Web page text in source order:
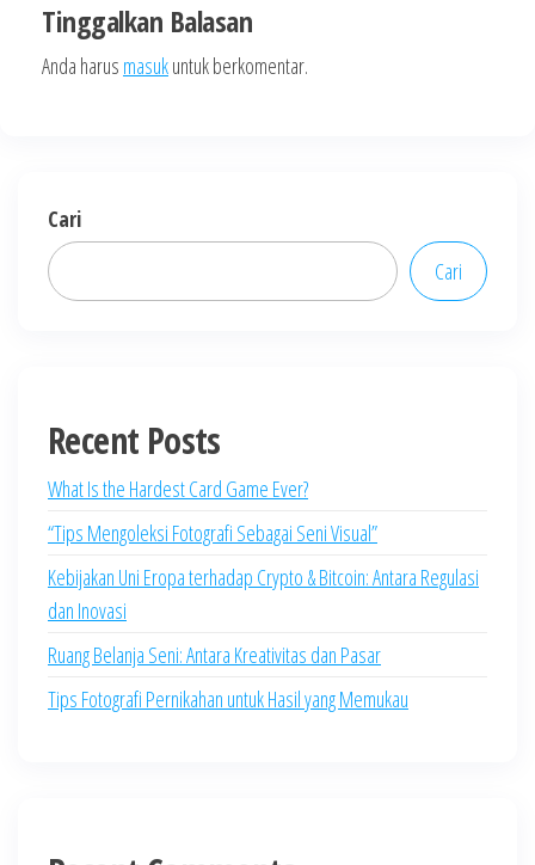
Tinggalkan Balasan
Anda harus masukuntuk berkomentar.
Cari
Cari
Recent Posts
What Is the Hardest Card Game Ever?
“Tips Mengoleksi Fotografi Sebagai Seni Visual”
Kebijakan Uni Eropa terhadap Crypto & Bitcoin: Antara Regulasi
dan Inovasi
Ruang Belanja Seni: Antara Kreativitas dan Pasar
Tips Fotografi Pernikahan untuk Hasil yang Memukau